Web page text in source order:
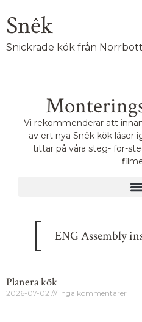
Snêk
Snickrade kök från
Vi rekommenderar att
av ert nya Snêk kök läser
tittar på våra steg- för-
ENG Assembly
Planera kök
2026-07-02 Inga kommentarer